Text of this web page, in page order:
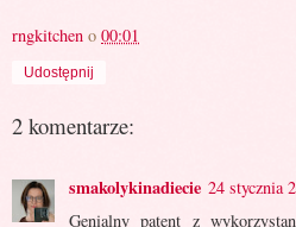
rngkitchen o 00:01
Udostępnij
2 komentarze:
smakolykinadiecie 24 stycznia
Genialny patent z